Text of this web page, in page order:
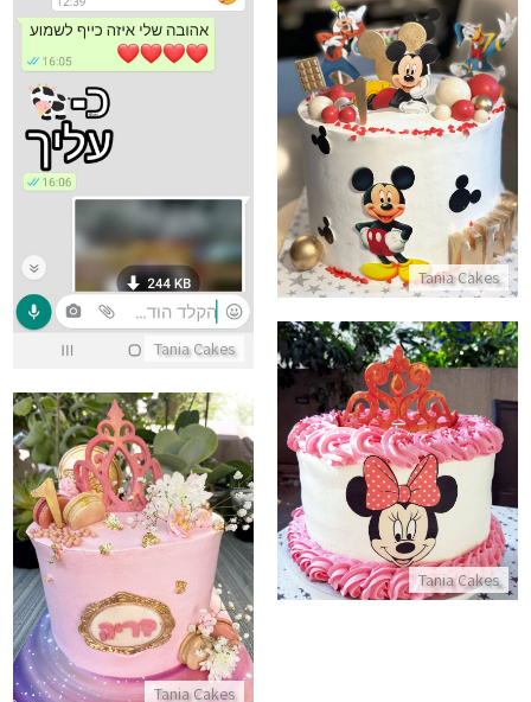
Tania Cakes
ביקורות מלקוחות עוגה שלמות
התקשר/י
Tania Cakes
עוגת מיקי מאוס
התקשר/י
Tania Cakes
עוגת מיני מאוס
התקשר/י
Tania Cakes
עוגת יום הולדת שנה